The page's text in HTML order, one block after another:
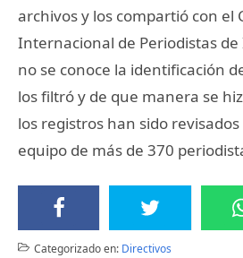
archivos y los compartió con el
Internacional de Periodistas
no se conoce la identificación
los filtró y de que manera se
los registros han sido
equipo de más de 370
Categorizado en: Directivos